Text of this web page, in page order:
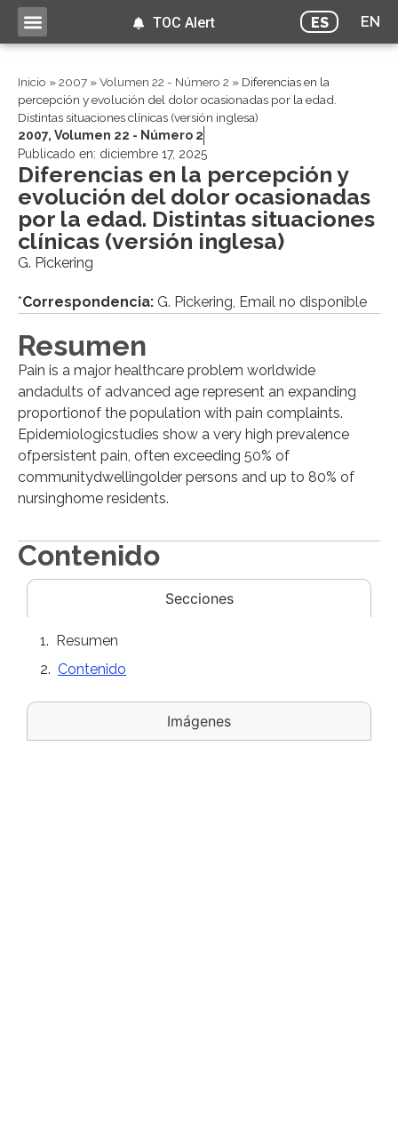
ES EN
TOC Alert
Inicio »2007 »Volumen 22 - Número 2 » Diferencias en la
percepción y evolución del dolor ocasionadas por la edad.
Distintas situaciones clínicas (versión inglesa)
2007, Volumen 22 - Número 2
Publicado en: diciembre 17, 2025
Diferencias en la percepción y
evolución del dolor ocasionadas
por la edad. Distintas situaciones
clínicas (versión inglesa)
G. Pickering
*Correspondencia: G. Pickering, Email no disponible
Resumen
Pain is a major healthcare problem worldwide
andadults of advanced age represent an expanding
proportionof the population with pain complaints.
Epidemiologicstudies show a very high prevalence
ofpersistent pain, often exceeding 50% of
communitydwellingolder persons and up to 80% of
nursinghome residents.
Contenido
Secciones
Imágenes
Resumen
Contenido